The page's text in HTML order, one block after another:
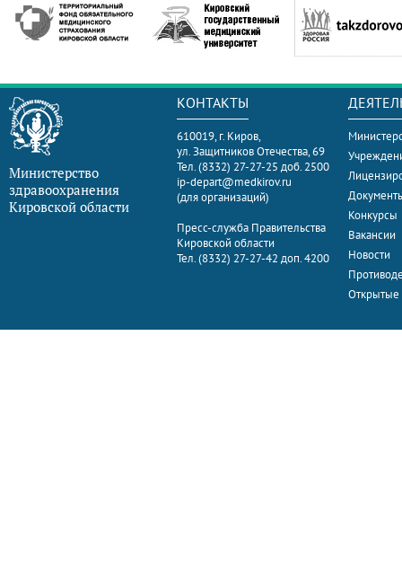
Министерство
здравоохранения
Кировской области
КОНТАКТЫ
610019, г. Киров,
ул. Защитников Отечества, 69
Тел. (8332) 27-27-25 доб. 2500
ip-depart@medkirov.ru
(для организаций)
Пресс-служба Правительства
Кировской области
Тел. (8332) 27-27-42 доп. 4200
Конкурсы
Вакансии
Новости